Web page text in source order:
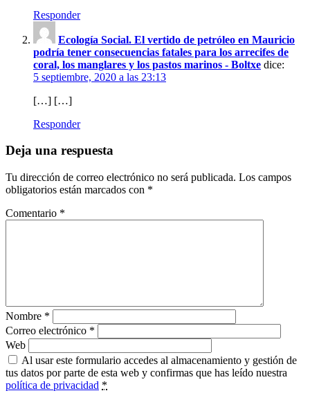
Responder
Ecología Social. El vertido de petróleo en Mauricio
podría tener consecuencias fatales para los arrecifes de
coral, los manglares y los pastos marinos - Boltxe dice:
5 septiembre, 2020 a las 23:13
[…] […]
Responder
Deja una respuesta
Tu dirección de correo electrónico no será publicada. Los campos
obligatorios están marcados con *
Comentario *
Nombre *
Correo electrónico *
Web
Al usar este formulario accedes al almacenamiento y gestión de
tus datos por parte de esta web y confirmas que has leído nuestra
política de privacidad *